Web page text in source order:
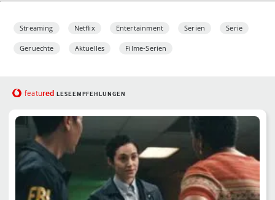
Streaming Netflix Entertainment Serien Serie
Geruechte Aktuelles Filme-Serien
featured LESEEMPFEHLUNGEN